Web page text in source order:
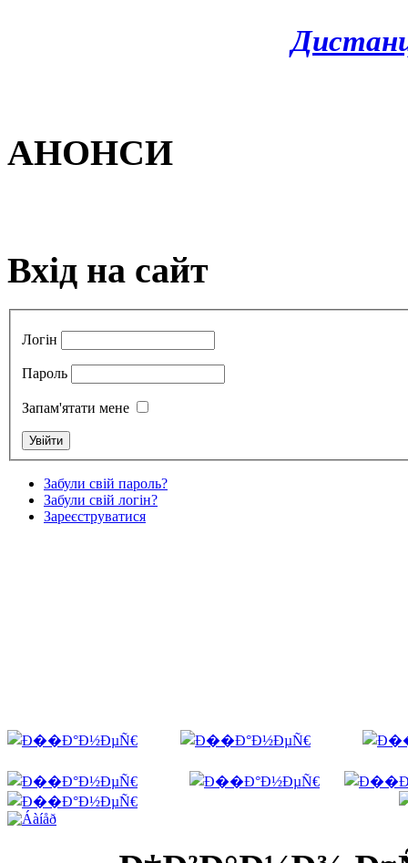
АНОНСИ
Вхід на сайт
Логін
Пароль
Запам'ятати мене
Забули свій пароль?
Забули свій логін?
Зареєструватися